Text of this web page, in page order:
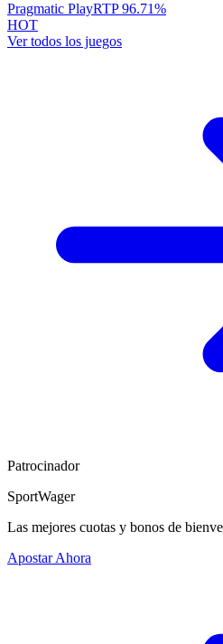
Pragmatic PlayRTP96.71%
HOT
Ver todos los juegos
Patrocinador
SportWager
Las mejores cuotas y bonos de
Apostar Ahora